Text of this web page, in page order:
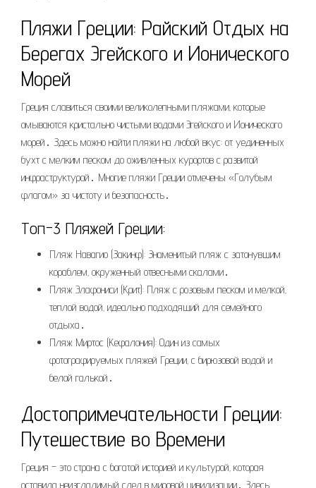
Пляжи Греции: Райский Отдых на
Берегах Эгейского и Ионического
Морей
Греция славиться своими великолепными пляжами‚ которые
омываются кристально чистыми водами Эгейского и Ионического
морей․ Здесь можно найти пляжи на любой вкус: от уединенных
бухт с мелким песком до оживленных курортов с развитой
инфраструктурой․ Многие пляжи Греции отмечены «Голубым
флагом» за чистоту и безопасность․
Топ-3 Пляжей Греции:
Пляж Навагио (Закинф): Знаменитый пляж с затонувшим
кораблем‚ окруженный отвесными скалами․
Пляж Элафониси (Крит): Пляж с розовым песком и мелкой‚
теплой водой‚ идеально подходящий для семейного
отдыха․
Пляж Миртос (Кефалония): Один из самых
фотографируемых пляжей Греции‚ с бирюзовой водой и
белой галькой․
Достопримечательности Греции:
Путешествие во Времени
Греция – это страна с богатой историей и культурой‚ которая
оставила неизгладимый след в мировой цивилизации․ Здесь